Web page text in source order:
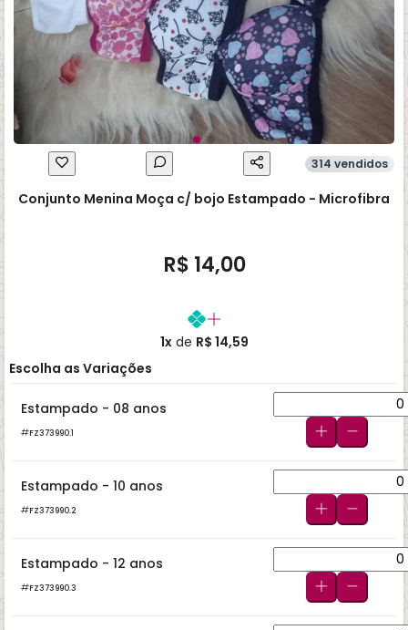
314 vendidos
Conjunto Menina Moça c/ bojo Estampado - Microfibra
R$ 14,00
1xde R$ 14,59
Escolha as Variações
Estampado - 08 anos
FZ373990.1
Estampado - 10 anos
FZ373990.2
Estampado - 12 anos
FZ373990.3